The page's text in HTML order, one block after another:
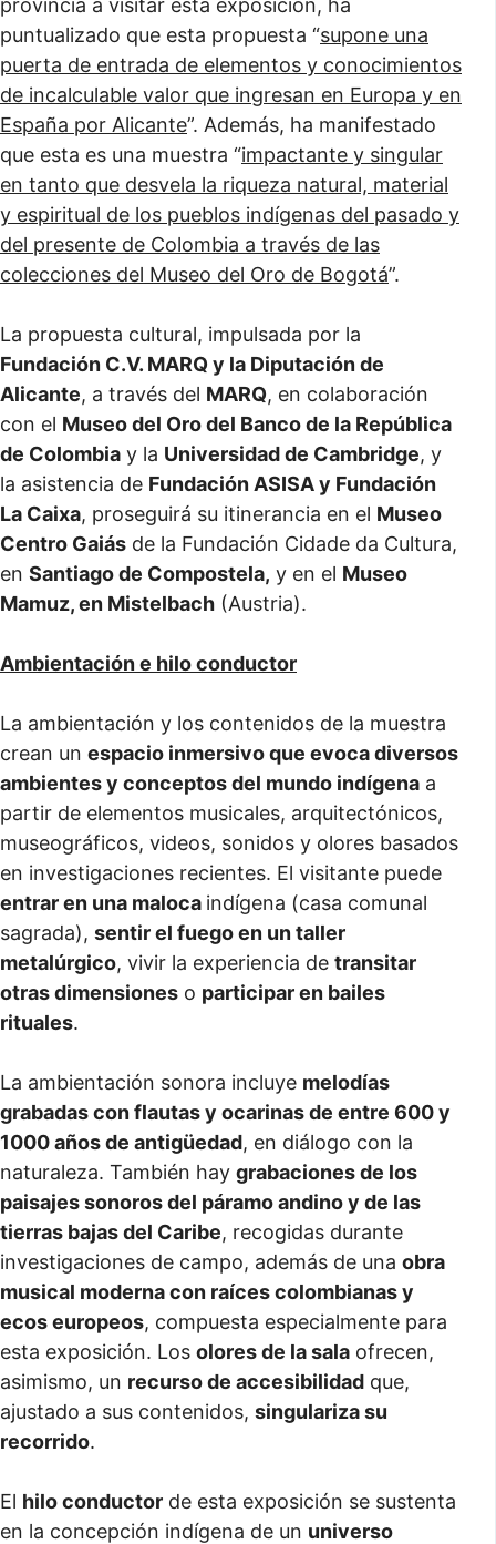
provincia a visitar esta exposición, ha
puntualizado que esta propuesta “supone una
puerta de entrada de elementos y conocimientos
de incalculable valor que ingresan en Europa y en
España por Alicante”. Además, ha manifestado
que esta es una muestra “impactante y singular
en tanto que desvela la riqueza natural, material
y espiritual de los pueblos indígenas del pasado y
del presente de Colombia a través de las
colecciones del Museo del Oro de Bogotá”.
La propuesta cultural, impulsada por la
Fundación C.V. MARQ y la Diputación de
Alicante, a través del MARQ, en colaboración
con el Museo del Oro del Banco de la República
de Colombia y la Universidad de Cambridge, y
la asistencia de Fundación ASISA y Fundación
La Caixa, proseguirá su itinerancia en el Museo
Centro Gaiás de la Fundación Cidade da Cultura,
en Santiago de Compostela, y en el Museo
Mamuz, en Mistelbach (Austria).
Ambientación e hilo conductor
La ambientación y los contenidos de la muestra
crean un espacio inmersivo que evoca diversos
ambientes y conceptos del mundo indígena a
partir de elementos musicales, arquitectónicos,
museográficos, videos, sonidos y olores basados
en investigaciones recientes. El visitante puede
entrar en una maloca indígena (casa comunal
sagrada), sentir el fuego en un taller
metalúrgico, vivir la experiencia de transitar
otras dimensiones o participar en bailes
rituales.
La ambientación sonora incluye melodías
grabadas con flautas y ocarinas de entre 600 y
1000 años de antigüedad, en diálogo con la
naturaleza. También hay grabaciones de los
paisajes sonoros del páramo andino y de las
tierras bajas del Caribe, recogidas durante
investigaciones de campo, además de una obra
musical moderna con raíces colombianas y
ecos europeos, compuesta especialmente para
esta exposición. Los olores de la sala ofrecen,
asimismo, un recurso de accesibilidad que,
ajustado a sus contenidos, singulariza su
recorrido.
El hilo conductor de esta exposición se sustenta
en la concepción indígena de un universo